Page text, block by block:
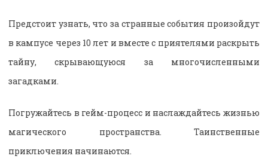
Предстоит узнать, что за странные события произойдут
в кампусе через 10 лет и вместе с приятелями раскрыть
тайну, скрывающуюся за многочисленными
загадками.
Погружайтесь в гейм-процесс и наслаждайтесь жизнью
магического пространства. Таинственные
приключения начинаются.